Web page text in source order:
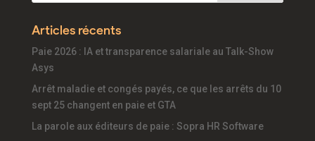
Articles récents
Paie 2026 : IA et transparence salariale au Talk-Show
Asys
Arrêt maladie et congés payés, ce que les arrêts du 10
sept 25 changent en paie et GTA
La parole aux éditeurs de paie : Sopra HR Software